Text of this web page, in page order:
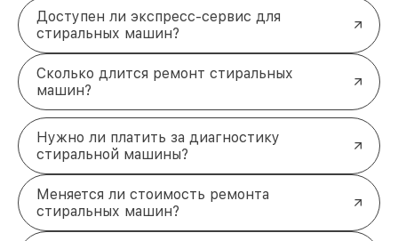
Этап диагностики
Глубокая диагностика — основа успешного
ремонта. Специалисты проверяют
работоспособность всех ключевых узлов: мотор,
барабан, систему подачи и слива воды,
электронику. Используются профессиональные
инструменты для точного выявления причин
неисправностей. Такой подход исключает лишние
затраты и позволяет оперативно приступить к
ремонту.
Сильные стороны нашего сервиса
Проведёмдиагностикубесплатно при заказе
Доступен ли экспресс-сервис для
стиральных машин?
Сколько длится ремонт стиральных
машин?
Нужно ли платить за диагностику
стиральной машины?
Меняется ли стоимость ремонта
стиральных машин?